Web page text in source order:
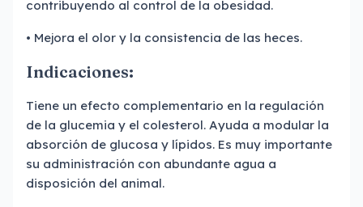
contribuyendo al control de la obesidad.
• Mejora el olor y la consistencia de las heces.
Indicaciones:
Tiene un efecto complementario en la regulación
de la glucemia y el colesterol. Ayuda a modular la
absorción de glucosa y lípidos. Es muy importante
su administración con abundante agua a
disposición del animal.